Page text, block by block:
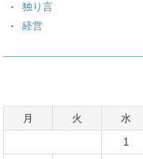
独り言
経営
月 火 水
1